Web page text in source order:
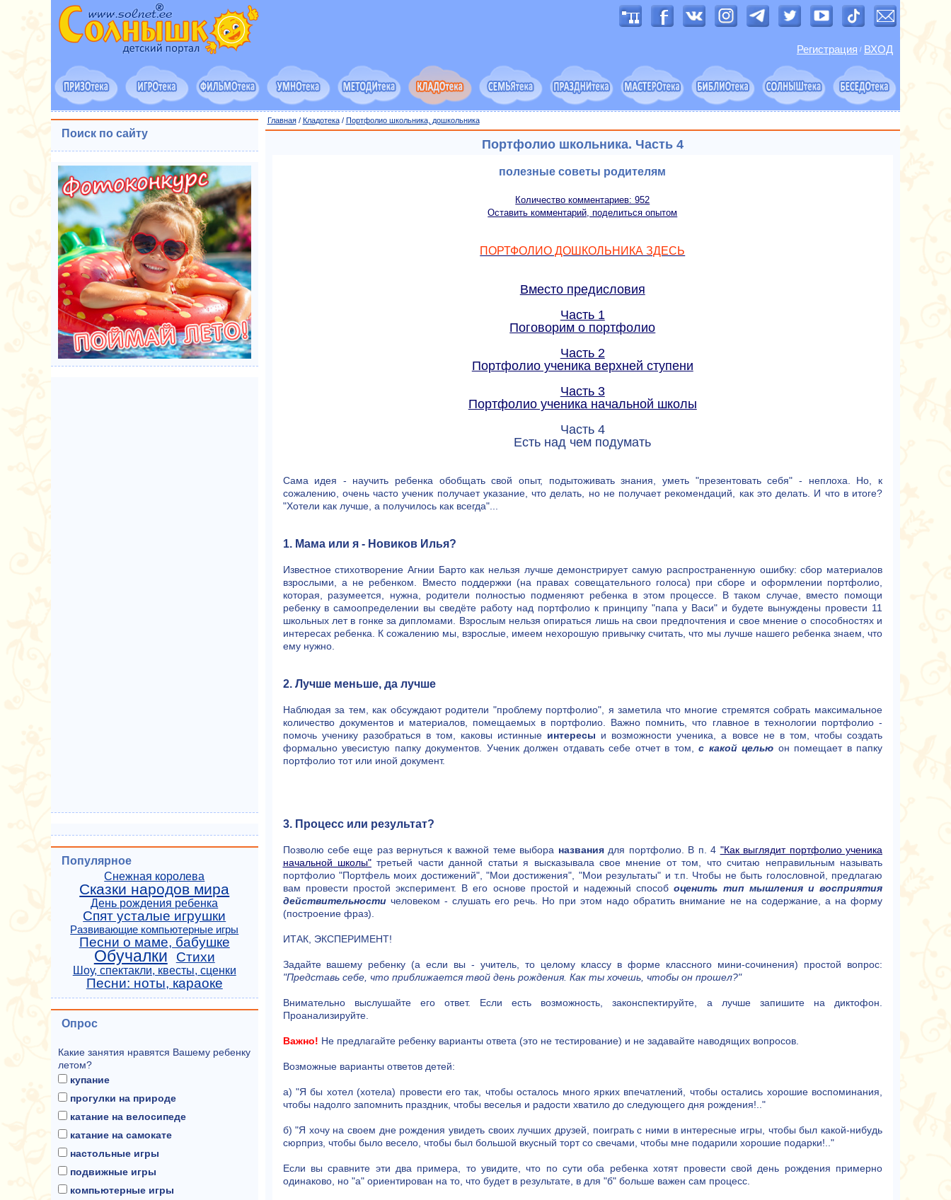
Регистрация / ВХОД
Главная/ Кладотека/ Портфолио школьника, дошкольника
Портфолио школьника. Часть 4
полезные советы родителям
Количество комментариев: 952
Оставить комментарий, поделиться опытом
ПОРТФОЛИО ДОШКОЛЬНИКА ЗДЕСЬ
Вместо предисловия
Часть 1
Поговорим о портфолио
Часть 2
Портфолио ученика верхней ступени
Часть 3
Портфолио ученика начальной школы
Часть 4
Есть над чем подумать
Сама идея - научить ребенка обобщать свой опыт, подытоживать знания, уметь "презентовать себя" - неплоха. Но, к
сожалению, очень часто ученик получает указание, что делать, но не получает рекомендаций, как это делать. И что в итоге?
"Хотели как лучше, а получилось как всегда"...
1. Мама или я - Новиков Илья?
Известное стихотворение Агнии Барто как нельзя лучше демонстрирует самую распространенную ошибку: сбор материалов
взрослыми, а не ребенком. Вместо поддержки (на правах совещательного голоса) при сборе и оформлении портфолио,
которая, разумеется, нужна, родители полностью подменяют ребенка в этом процессе. В таком случае, вместо помощи
ребенку в самоопределении вы сведёте работу над портфолио к принципу "папа у Васи" и будете вынуждены провести 11
школьных лет в гонке за дипломами. Взрослым нельзя опираться лишь на свои предпочтения и свое мнение о способностях и
интересах ребенка. К сожалению мы, взрослые, имеем нехорошую привычку считать, что мы лучше нашего ребенка знаем, что
ему нужно.
2. Лучше меньше, да лучше
Наблюдая за тем, как обсуждают родители "проблему портфолио", я заметила что многие стремятся собрать максимальное
количество документов и материалов, помещаемых в портфолио. Важно помнить, что главное в технологии портфолио -
помочь ученику разобраться в том, каковы истинные интересы и возможности ученика, а вовсе не в том, чтобы создать
формально увесистую папку документов. Ученик должен отдавать себе отчет в том, с какой целью он помещает в папку
портфолио тот или иной документ.
3. Процесс или результат?
Позволю себе еще раз вернуться к важной теме выбора названиядля портфолио. В п. 4 "Как выглядит портфолио ученика
начальной школы"третьей части данной статьи я высказывала свое мнение от том, что считаю неправильным называть
портфолио "Портфель моих достижений", "Мои достижения", "Мои результаты" и т.п. Чтобы не быть голословной, предлагаю
вам провести простой эксперимент. В его основе простой и надежный способоценить тип мышления и восприятия
действительностичеловеком - слушать его речь. Но при этом надо обратить внимание не на содержание, а на форму
(построение фраз).
ИТАК, ЭКСПЕРИМЕНТ!
Задайте вашему ребенку (а если вы - учитель, то целому классу в форме классного мини-сочинения) простой вопрос:
"Представь себе, что приближается твой день рождения. Как ты хочешь, чтобы он прошел?"
Внимательно выслушайте его ответ. Если есть возможность, законспектируйте, а лучше запишите на диктофон.
Проанализируйте.
Важно! Не предлагайте ребенку варианты ответа (это не тестирование) и не задавайте наводящих вопросов.
Возможные варианты ответов детей:
а) "Я бы хотел (хотела) провести его так, чтобы осталось много ярких впечатлений, чтобы остались хорошие воспоминания,
чтобы надолго запомнить праздник, чтобы веселья и радости хватило до следующего дня рождения!.."
б) "Я хочу на своем дне рождения увидеть своих лучших друзей, поиграть с ними в интересные игры, чтобы был какой-нибудь
сюрприз, чтобы было весело, чтобы был большой вкусный торт со свечами, чтобы мне подарили хорошие подарки!.."
Если вы сравните эти два примера, то увидите, что по сути оба ребенка хотят провести свой день рождения примерно
одинаково, но "а" ориентирован на то, что будет в результате, в для "б" больше важен сам процесс.
Поиск по сайту
Популярное
Снежная королева
Сказки народов мира
День рождения ребенка
Спят усталые игрушки
Развивающие компьютерные игры
Песни о маме, бабушке
Обучалки Стихи
Шоу, спектакли, квесты, сценки
Песни: ноты, караоке
Опрос
Какие занятия нравятся Вашему ребенку
летом?
купание
прогулки на природе
катание на велосипеде
катание на самокате
настольные игры
подвижные игры
компьютерные игры